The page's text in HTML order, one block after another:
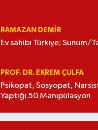
RAMAZAN DEMİR
Ev sahibi Türkiye; Sunum/
PROF. DR. EKREM ÇULFA
Psikopat, Sosyopat,
Yaptığı 50 Manipülasyon